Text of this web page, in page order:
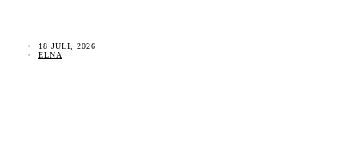
18 JULI, 2026
ELNA